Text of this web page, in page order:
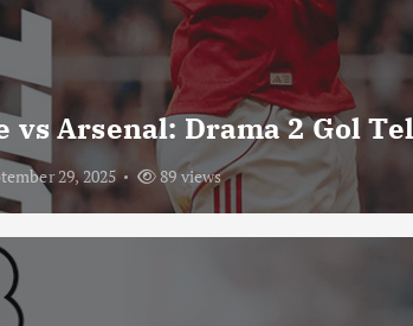
vs Arsenal: Drama 2 Gol
29, 2025 89 views